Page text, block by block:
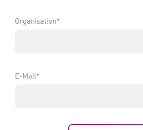
Organisation*
E-Mail*